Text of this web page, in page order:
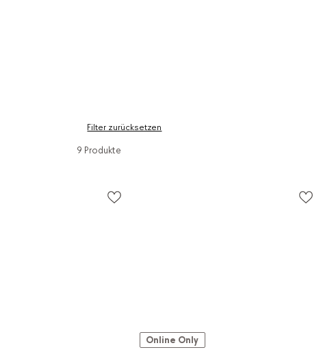
Filter zurücksetzen
9 Produkte
Online Only